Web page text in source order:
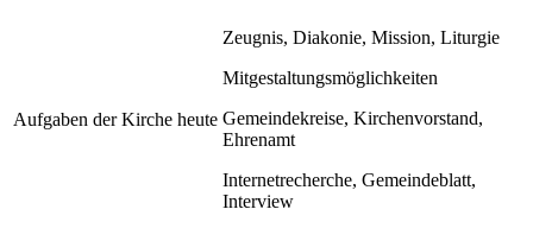
Aufgaben der Kirche heute
Zeugnis, Diakonie, Mission, Liturgie
Mitgestaltungsmöglichkeiten
Gemeindekreise, Kirchenvorstand,
Ehrenamt
Internetrecherche, Gemeindeblatt,
Interview